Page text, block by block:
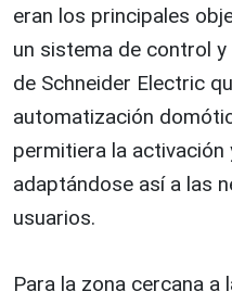
eran los principales
un sistema de control
de Schneider Electric
automatización
permitiera la activación
adaptándose así a las
usuarios.
Para la zona cercana